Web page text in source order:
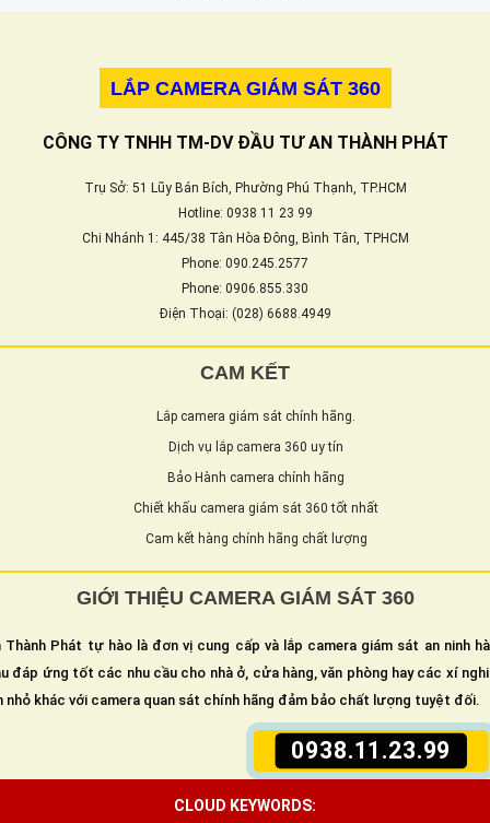
0938.11.23.99
LẮP CAMERA GIÁM SÁT 360
CÔNG TY TNHH TM-DV ĐẦU TƯ AN THÀNH PHÁT
Trụ Sở: 51 Lũy Bán Bích, Phường Phú Thạnh, TP.HCM
Hotline: 0938 11 23 99
Chi Nhánh 1: 445/38 Tân Hòa Đông, Bình Tân, TPHCM
Phone: 090.245.2577
Phone: 0906.855.330
Điện Thoại: (028) 6688.4949
CAM KẾT
Lắp camera giám sát chính hãng.
Dịch vụ lắp camera 360 uy tín
Bảo Hành camera chính hãng
Chiết khấu camera giám sát 360 tốt nhất
Cam kết hàng chính hãng chất lượng
GIỚI THIỆU CAMERA GIÁM SÁT 360
Thành Phát tự hào là đơn vị cung cấp và lắp camera giám sát an ninh
đáp ứng tốt các nhu cầu cho nhà ở, cửa hàng, văn phòng hay các xí
nhỏ khác với camera quan sát chính hãng đảm bảo chất lượng tuyệt đối.
CLOUD KEYWORDS: